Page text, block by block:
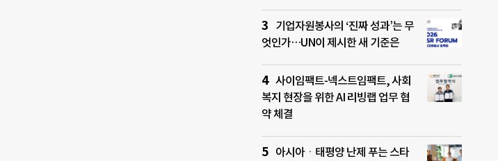
기업자원봉사의 ‘진짜 성과’는 무
엇인가…UN이 제시한 새 기준은
사이임팩트-넥스트임팩트, 사회
복지 현장을 위한 AI 리빙랩 업무 협
약 체결
아시아ㆍ태평양 난제 푸는 스타